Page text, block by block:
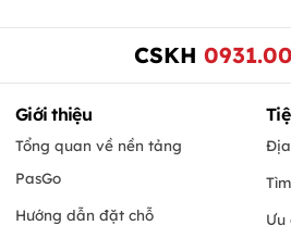
CSKH
Giới thiệu
Tổng quan về nền tảng
PasGo
Hướng dẫn đặt chỗ